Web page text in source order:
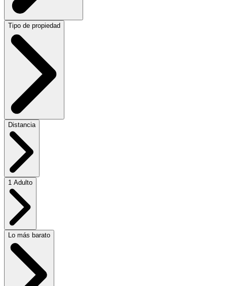
Tipo de propiedad
Distancia
1 Adulto
Lo más barato